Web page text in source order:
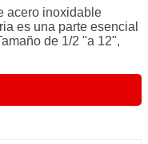
acero inoxidable
es una parte esencial
de 1/2 "a 12",